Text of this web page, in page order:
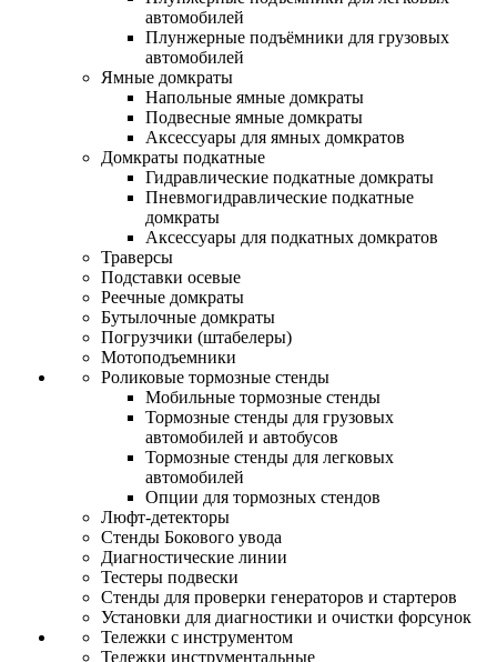
автомобилей
Плунжерные подъёмники для грузовых
автомобилей
Ямные домкраты
Напольные ямные домкраты
Подвесные ямные домкраты
Аксессуары для ямных домкратов
Домкраты подкатные
Гидравлические подкатные домкраты
Пневмогидравлические подкатные
домкраты
Аксессуары для подкатных домкратов
Траверсы
Подставки осевые
Реечные домкраты
Бутылочные домкраты
Погрузчики (штабелеры)
Мотоподъемники
Роликовые тормозные стенды
Мобильные тормозные стенды
Тормозные стенды для грузовых
автомобилей и автобусов
Тормозные стенды для легковых
автомобилей
Опции для тормозных стендов
Люфт-детекторы
Стенды Бокового увода
Диагностические линии
Тестеры подвески
Стенды для проверки генераторов и стартеров
Установки для диагностики и очистки форсунок
Тележки с инструментом
Тележки инструментальные